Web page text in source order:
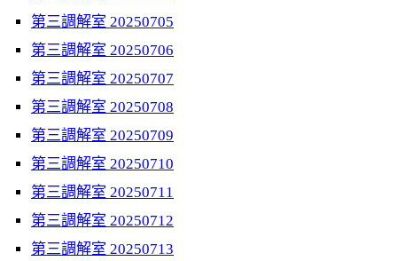
第三調解室 20250705
第三調解室 20250706
第三調解室 20250707
第三調解室 20250708
第三調解室 20250709
第三調解室 20250710
第三調解室 20250711
第三調解室 20250712
第三調解室 20250713